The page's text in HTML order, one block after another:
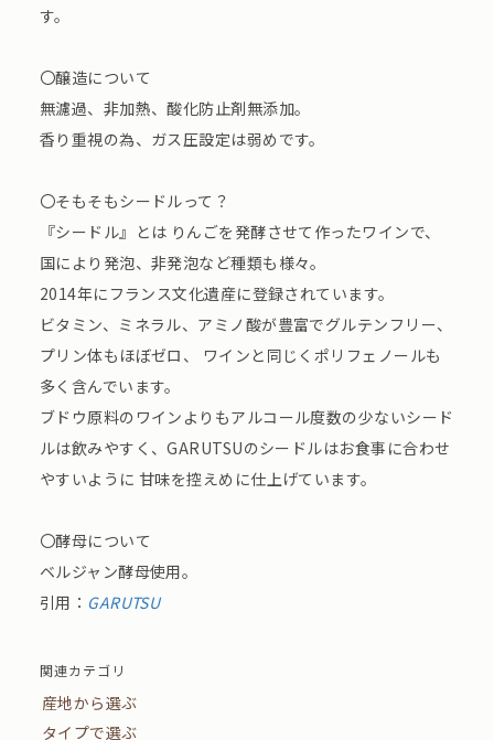
す。
〇醸造について
無濾過、非加熱、酸化防止剤無添加。
香り重視の為、ガス圧設定は弱めです。
〇そもそもシードルって？
『シードル』とは りんごを発酵させて作ったワインで、
国により発泡、非発泡など種類も様々。
2014年にフランス文化遺産に登録されています。
ビタミン、ミネラル、アミノ酸が豊富でグルテンフリー、
プリン体もほぼゼロ、 ワインと同じくポリフェノールも
多く含んでいます。
ブドウ原料のワインよりもアルコール度数の少ないシード
ルは飲みやすく、GARUTSUのシードルはお食事に合わせ
やすいように 甘味を控えめに仕上げています。
〇酵母について
ベルジャン酵母使用。
引用： GARUTSU
関連カテゴリ
産地から選ぶ
タイプで選ぶ